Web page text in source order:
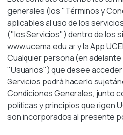
generales (los "Términos y
aplicables al uso de los
("los Servicios") dentro de los
www.ucema.edu.ar y la App
Cualquier persona (en
"Usuarios") que desee acceder
Servicios podrá hacerlo
Condiciones Generales, junto
políticas y principios que rigen
son incorporados al presente